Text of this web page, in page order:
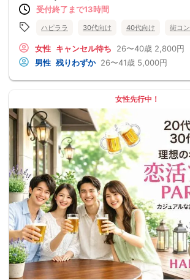
受付終了まで13時間
ハピララ 30代向け 40代向け 街コン
女性 キャンセル待ち 26〜40歳 2,800円
男性 残りわずか 26〜41歳 5,000円
女性先行中！